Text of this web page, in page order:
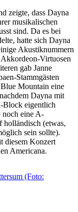
zeigte, dass Dayna
musikalischen
sind. Da es bei
hatte sich Dayna
Akustiknummern
Virtuosen
gab Janne
Stammgästen
Mountain eine
Dayna mit
Block eigentlich
noch eine A-
holländisch (etwas,
sein sollte).
diesem Konzert
Americana.